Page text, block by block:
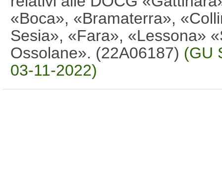
«Boca», «Bramaterra»,
Sesia», «Fara», «Lessona»
Ossolane». (22A06187) (GU
03-11-2022)